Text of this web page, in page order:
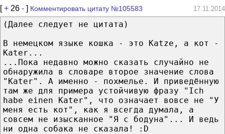
[+ 26 - ] Комментировать цитату №105583 17.11.2014
(Далее следует не цитата)
В немецком языке кошка - это Katze, а кот -
Kater...
...Пока недавно можно сказать случайно не
обнаружила в словаре второе значение слова
"Kater". А именно - похмелье. И приведённую
там же для примера устойчивую фразу "Ich
habe einen Kater", что означает вовсе не "У
меня есть кот", как я всегда думала, а
совсем не изысканное "Я с бодуна"... И ведь
ни одна собака не сказала! :D